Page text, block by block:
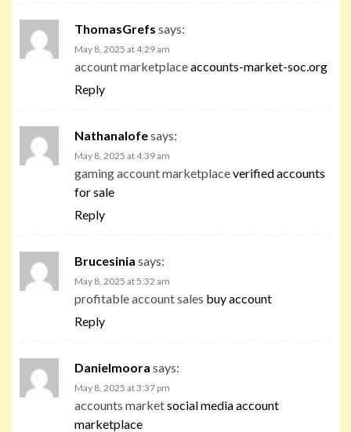
ThomasGrefs says:
May 8, 2025 at 4:29 am
account marketplaceaccounts-market-soc.org
Reply
Nathanalofesays:
May 8, 2025 at 4:39 am
gaming account marketplaceverified accounts
for sale
Reply
Brucesinia says:
May 8, 2025 at 5:32 am
profitable account sales buy account
Reply
Danielmoora says:
May 8, 2025 at 3:37 pm
accounts marketsocial media account
marketplace